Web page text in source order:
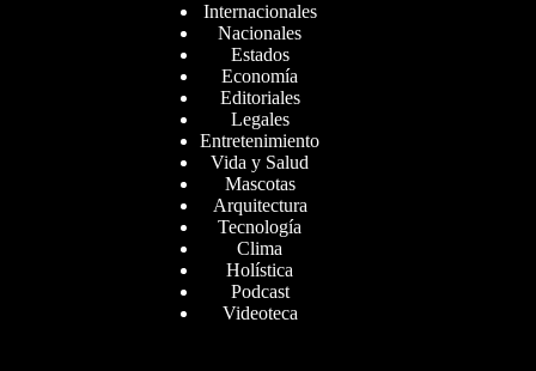
Internacionales
Nacionales
Estados
Economía
Editoriales
Legales
Entretenimiento
Vida y Salud
Mascotas
Arquitectura
Tecnología
Clima
Holística
Podcast
Videoteca